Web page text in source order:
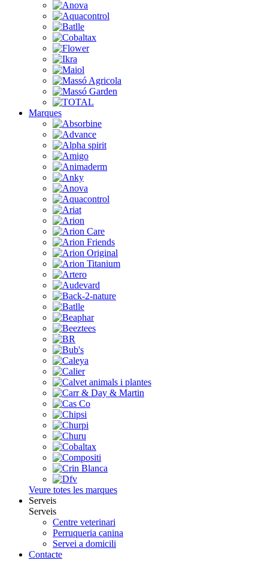
Marques
Veure totes les marques
Serveis
Serveis
Centre veterinari
Perruqueria canina
Servei a domicili
Contacte